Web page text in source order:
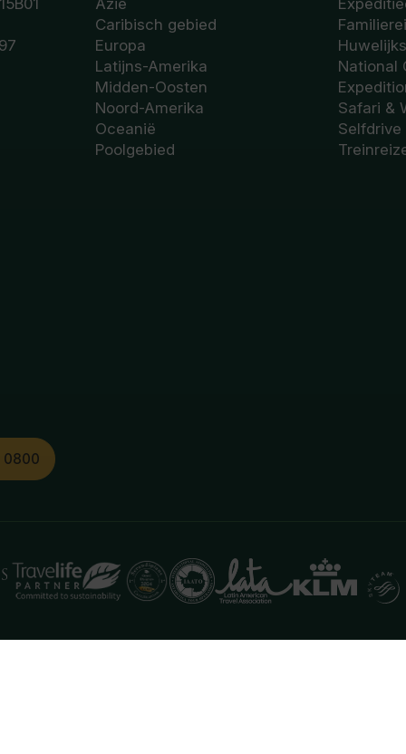
Caribisch gebied
Europa
Latijns-Amerika
Midden-Oosten
Noord-Amerika
Oceanië
Poolgebied
National
Safari &
Selfdrive
0800